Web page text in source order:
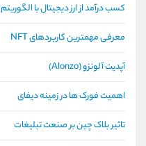
کسب درآمد از ارز دیجیتال با الگوریتم play to earn
معرفی مهمترین کاربردهای NFT
آپدیت آلونزو (Alonzo)
اهمیت فورک ها در زمینه دیفای
تاثیر بلاک چین بر صنعت تبلیغات